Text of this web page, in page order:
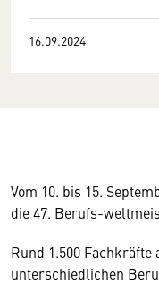
16.09.2024
Vom 10. bis 15.
die 47. Berufs-
Rund 1.500 Fachkräfte
unterschiedlichen